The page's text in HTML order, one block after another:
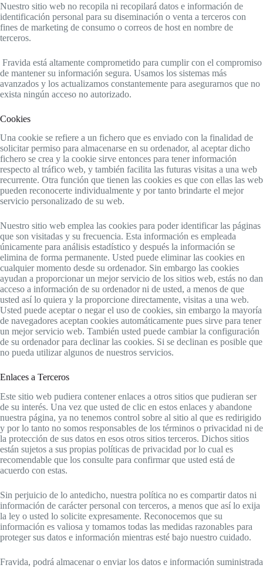
Nuestro sitio web no recopila ni recopilará datos e información de
identificación personal para su diseminación o venta a terceros con
fines de marketing de consumo o correos de host en nombre de
terceros.
Fravida está altamente comprometido para cumplir con el compromiso
de mantener su información segura. Usamos los sistemas más
avanzados y los actualizamos constantemente para asegurarnos que no
exista ningún acceso no autorizado.
Cookies
Una cookie se refiere a un fichero que es enviado con la finalidad de
solicitar permiso para almacenarse en su ordenador, al aceptar dicho
fichero se crea y la cookie sirve entonces para tener información
respecto al tráfico web, y también facilita las futuras visitas a una web
recurrente. Otra función que tienen las cookies es que con ellas las web
pueden reconocerte individualmente y por tanto brindarte el mejor
servicio personalizado de su web.
Nuestro sitio web emplea las cookies para poder identificar las páginas
que son visitadas y su frecuencia. Esta información es empleada
únicamente para análisis estadístico y después la información se
elimina de forma permanente. Usted puede eliminar las cookies en
cualquier momento desde su ordenador. Sin embargo las cookies
ayudan a proporcionar un mejor servicio de los sitios web, estás no dan
acceso a información de su ordenador ni de usted, a menos de que
usted así lo quiera y la proporcione directamente, visitas a una web.
Usted puede aceptar o negar el uso de cookies, sin embargo la mayoría
de navegadores aceptan cookies automáticamente pues sirve para tener
un mejor servicio web. También usted puede cambiar la configuración
de su ordenador para declinar las cookies. Si se declinan es posible que
no pueda utilizar algunos de nuestros servicios.
Enlaces a Terceros
Este sitio web pudiera contener enlaces a otros sitios que pudieran ser
de su interés. Una vez que usted de clic en estos enlaces y abandone
nuestra página, ya no tenemos control sobre al sitio al que es redirigido
y por lo tanto no somos responsables de los términos o privacidad ni de
la protección de sus datos en esos otros sitios terceros. Dichos sitios
están sujetos a sus propias políticas de privacidad por lo cual es
recomendable que los consulte para confirmar que usted está de
acuerdo con estas.
Sin perjuicio de lo antedicho, nuestra política no es compartir datos ni
información de carácter personal con terceros, a menos que así lo exija
la ley o usted lo solicite expresamente. Reconocemos que su
información es valiosa y tomamos todas las medidas razonables para
proteger sus datos e información mientras esté bajo nuestro cuidado.
Fravida, podrá almacenar o enviar los datos e información suministrada